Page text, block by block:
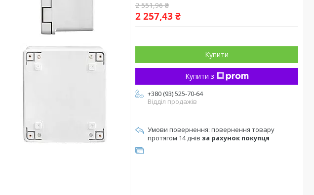
2 551,96 ₴
2 257,43 ₴
Купити
Купити з
+380 (93) 525-70-64
Відділ продажів
повернення товару
протягом 14 днів за рахунок покупця